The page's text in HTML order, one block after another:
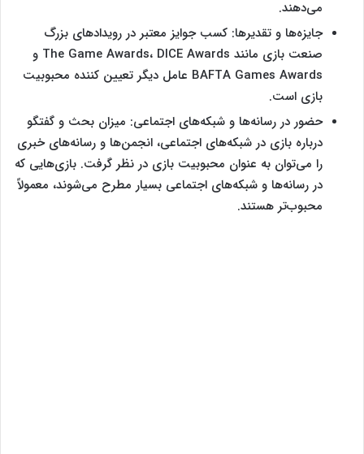
می‌دهند.
جایزه‌ها و تقدیرها: کسب جوایز معتبر در رویدادهای بزرگ
صنعت بازی مانند The Game Awards، DICE Awards و
BAFTA Games Awards عامل دیگر تعیین کننده محبوبیت
بازی است.
حضور در رسانه‌ها و شبکه‌های اجتماعی: میزان بحث و گفتگو
درباره بازی در شبکه‌های اجتماعی، انجمن‌ها و رسانه‌های خبری
را می‌توان به عنوان محبوبیت بازی در نظر گرفت. بازی‌هایی که
در رسانه‌ها و شبکه‌های اجتماعی بسیار مطرح می‌شوند، معمولاً
محبوب‌تر هستند.